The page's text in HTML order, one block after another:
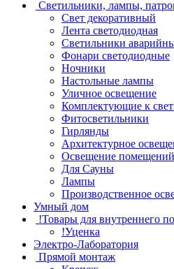
Светильники, лампы,
Свет декоративный
Лента светодиодная
Светильники
Фонари светодиодные
Ночники
Настольные лампы
Уличное освещение
Комплектующие к
Фитосветильники
Гирлянды
Архитектурное
Освещение помещений
Для Сауны
Лампы
Производственное
Умный дом
!Товары для внутреннего
!Уценка
Электро-Лаборатория
Прямой монтаж